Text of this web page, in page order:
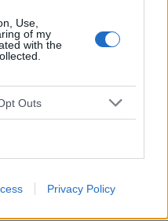
Use,
of my
with the
Outs
Privacy Policy
spirala